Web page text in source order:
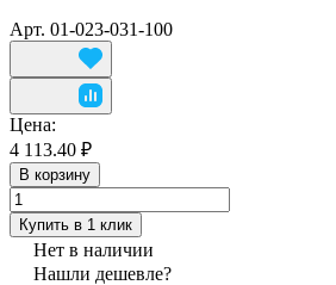
Арт. 01-023-031-100
Цена:
4 113.40 ₽
В корзину
Купить в 1 клик
Нет в наличии
Нашли дешевле?